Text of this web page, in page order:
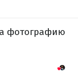
фотографию